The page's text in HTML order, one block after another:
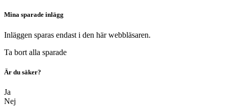
Mina sparade inlägg
Inläggen sparas endast i den här webbläsaren.
Ta bort alla sparade
Är du säker?
Ja
Nej